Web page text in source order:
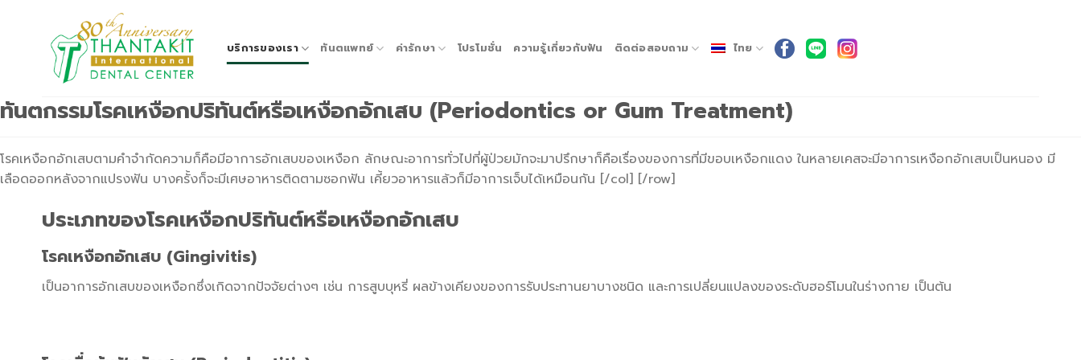
บริการของเรา ทันตแพทย์ ค่ารักษา โปรโมชั่น ความรู้เกี่ยวกับฟัน ติดต่อสอบถาม ไทย
ทันตกรรมโรคเหงือกปริทันต์หรือเหงือกอักเสบ (Periodontics or Gum Treatment)
โรคเหงือกอักเสบตามคําจํากัดความก็คือมีอาการอักเสบของเหงือก ลักษณะอาการทั่วไปที่ผู้ป่วยมักจะมาปรึกษาก็คือเรื่องของการที่มีขอบเหงือกแดง ในหลายเคสจะมีอาการเหงือกอักเสบเป็นหนอง มี
เลือดออกหลังจากแปรงฟัน บางครั้งก็จะมีเศษอาหารติดตามซอกฟัน เคี้ยวอาหารแล้วก็มีอาการเจ็บได้เหมือนกัน [/col] [/row]
ประเภทของโรคเหงือกปริทันต์หรือเหงือกอักเสบ
โรคเหงือกอักเสบ (Gingivitis)
เป็นอาการอักเสบของเหงือกซึ่งเกิดจากปัจจัยต่างๆ เช่น การสูบบุหรี่ ผลข้างเคียงของการรับประทานยาบางชนิด และการเปลี่ยนแปลงของระดับฮอร์โมนในร่างกาย เป็นต้น